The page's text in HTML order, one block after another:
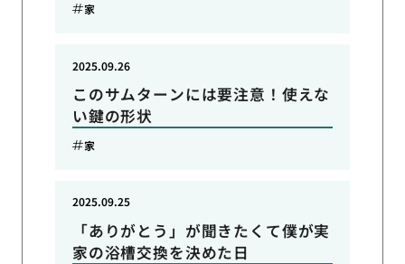
家
このサムターンには要注意！使えな
い鍵の形状
2025.09.26
家
「ありがとう」が聞きたくて僕が実
家の浴槽交換を決めた日
2025.09.25